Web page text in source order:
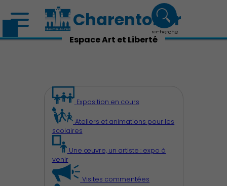
Charenton.fr
recherche
Espace Art et Liberté
Exposition en cours
Ateliers et animations pour les
scolaires
Une œuvre, un artiste : expo à
venir
Visites commentées